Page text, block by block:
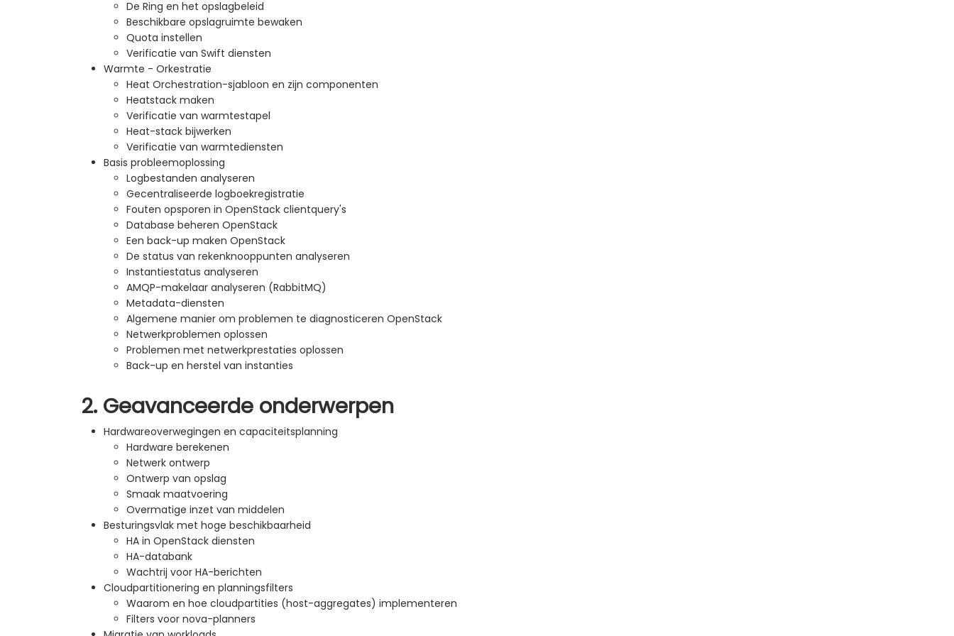
De Ring en het opslagbeleid
Beschikbare opslagruimte bewaken
Quota instellen
Verificatie van Swift diensten
Warmte - Orkestratie
Heat Orchestration-sjabloon en zijn componenten
Heatstack maken
Verificatie van warmtestapel
Heat-stack bijwerken
Verificatie van warmtediensten
Basis probleemoplossing
Logbestanden analyseren
Gecentraliseerde logboekregistratie
Fouten opsporen in OpenStack clientquery's
Database beheren OpenStack
Een back-up maken OpenStack
De status van rekenknooppunten analyseren
Instantiestatus analyseren
AMQP-makelaar analyseren (RabbitMQ)
Metadata-diensten
Algemene manier om problemen te diagnosticeren OpenStack
Netwerkproblemen oplossen
Problemen met netwerkprestaties oplossen
Back-up en herstel van instanties
2. Geavanceerde onderwerpen
Hardwareoverwegingen en capaciteitsplanning
Hardware berekenen
Netwerk ontwerp
Ontwerp van opslag
Smaak maatvoering
Overmatige inzet van middelen
Besturingsvlak met hoge beschikbaarheid
HA in OpenStack diensten
HA-databank
Wachtrij voor HA-berichten
Cloudpartitionering en planningsfilters
Waarom en hoe cloudpartities (host-aggregates) implementeren
Filters voor nova-planners